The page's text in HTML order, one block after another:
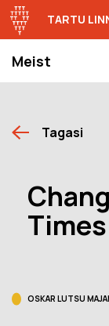
Meist
TARTU
Tagasi
OSKAR LUTSU